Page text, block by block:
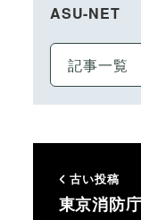
ASU-NET
記事一覧
古い投稿
東京消防